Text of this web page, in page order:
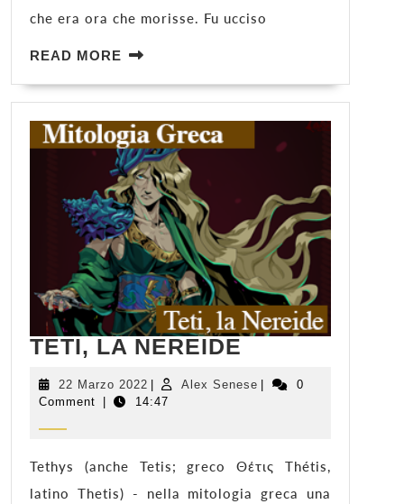
ACHILLE
che era ora che morisse. Fu ucciso
READ MORE READ
TETI, LA NEREIDE
NEREIDE
22 Marzo 2022 22
Marzo
Alex Senese Alex
0
Comment
14:47
Tethys (anche Tetis; greco Θέτις Thétis,
latino Thetis) - nella mitologia greca una